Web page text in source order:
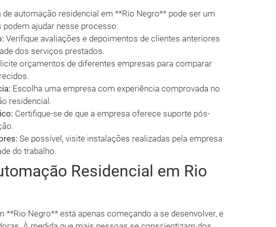
automação residencial em **Rio Negro** pode ser um
ajudar nesse processo:
Verifique avaliações e depoimentos de clientes anteriores
dos serviços prestados.
orçamentos de diferentes empresas para comparar
Escolha uma empresa com experiência comprovada no
residencial.
Certifique-se de que a empresa oferece suporte pós-
Se possível, visite instalações realizadas pela empresa
do trabalho.
Residencial em Rio
**Rio Negro** está apenas começando a se desenvolver, e